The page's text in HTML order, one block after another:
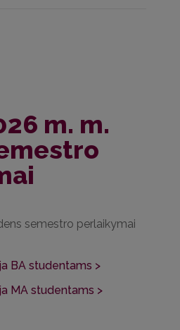
m. m.
semestro perlaikymai
BA studentams >
MA studentams >